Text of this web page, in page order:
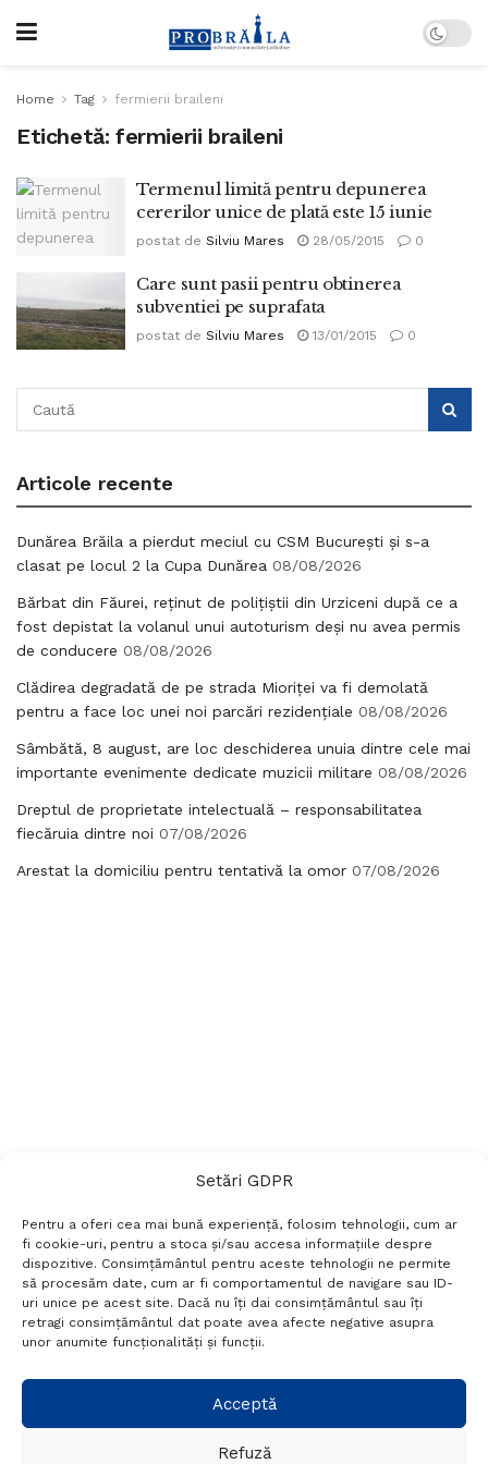
Setări GDPR
Pentru a oferi cea mai bună experiență, folosim tehnologii, cum ar
fi cookie-uri, pentru a stoca și/sau accesa informațiile despre
dispozitive. Consimțământul pentru aceste tehnologii ne permite
să procesăm date, cum ar fi comportamentul de navigare sau ID-
uri unice pe acest site. Dacă nu îți dai consimțământul sau îți
retragi consimțământul dat poate avea afecte negative asupra
unor anumite funcționalități și funcții.
Acceptă
Refuză
Home Tag fermierii braileni
Etichetă: fermierii braileni
Termenul limită pentru depunerea
cererilor unice de plată este 15 iunie
postat de Silviu Mares 28/05/2015 0
Care sunt pasii pentru obtinerea
subventiei pe suprafata
postat de Silviu Mares 13/01/2015 0
Articole recente
Dunărea Brăila a pierdut meciul cu CSM București și s-a
clasat pe locul 2 la Cupa Dunărea 08/08/2026
Bărbat din Făurei, reținut de polițiștii din Urziceni după ce a
fost depistat la volanul unui autoturism deși nu avea permis
de conducere 08/08/2026
Clădirea degradată de pe strada Mioriței va fi demolată
pentru a face loc unei noi parcări rezidențiale 08/08/2026
Sâmbătă, 8 august, are loc deschiderea unuia dintre cele mai
importante evenimente dedicate muzicii militare 08/08/2026
Dreptul de proprietate intelectuală – responsabilitatea
fiecăruia dintre noi 07/08/2026
Arestat la domiciliu pentru tentativă la omor 07/08/2026
Termeni si conditii
Politică de confidențialitate
Politica cookies
Setări GDPR
+40 788 760 194